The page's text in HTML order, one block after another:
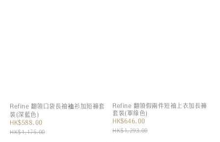
Refine 翻領口袋長袖裇衫加短褲套
裝(深藍色)
HK$588.00
HK$1,175.00
Refine 翻領假兩件短袖上衣加長褲
套裝(軍綠色)
HK$646.00
HK$1,293.00